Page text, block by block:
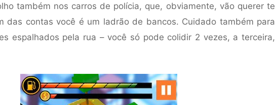
também nos carros de polícia, que, obviamente, vão querer te
das contas você é um ladrão de bancos. Cuidado também para
espalhados pela rua – você só pode colidir 2 vezes, a terceira,